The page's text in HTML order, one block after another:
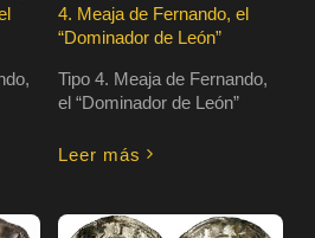
Tipo 4. Meaja de Fernando,
el “Dominador de León”
Leer más